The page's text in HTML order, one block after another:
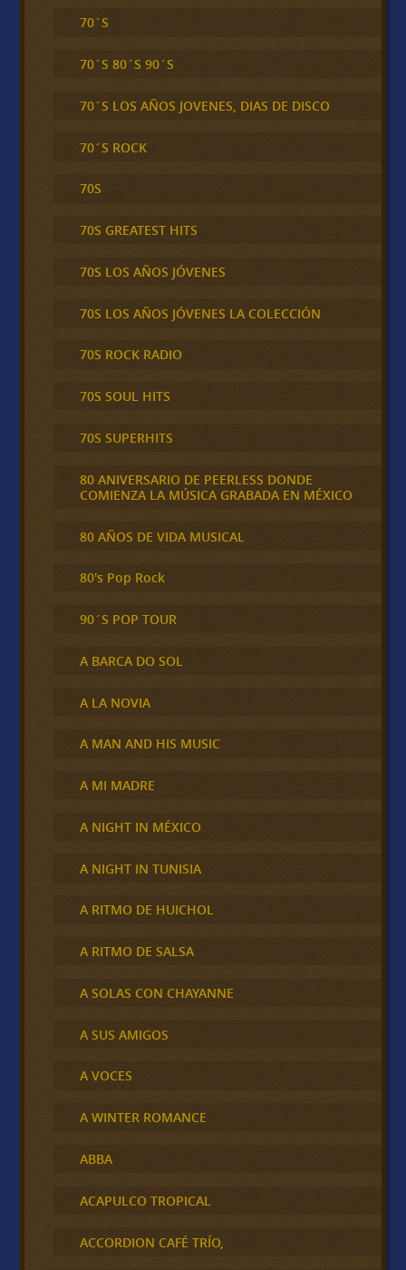
70´S
70´S 80´S 90´S
70´S LOS AÑOS JOVENES, DIAS DE DISCO
70´S ROCK
70S
70S GREATEST HITS
70S LOS AÑOS JÓVENES
70S LOS AÑOS JÓVENES LA COLECCIÓN
70S ROCK RADIO
70S SOUL HITS
70S SUPERHITS
80 ANIVERSARIO DE PEERLESS DONDE
COMIENZA LA MÚSICA GRABADA EN MÉXICO
80 AÑOS DE VIDA MUSICAL
80's Pop Rock
90´S POP TOUR
A BARCA DO SOL
A LA NOVIA
A MAN AND HIS MUSIC
A MI MADRE
A NIGHT IN MÉXICO
A NIGHT IN TUNISIA
A RITMO DE HUICHOL
A RITMO DE SALSA
A SOLAS CON CHAYANNE
A SUS AMIGOS
A VOCES
A WINTER ROMANCE
ABBA
ACAPULCO TROPICAL
ACCORDION CAFÉ TRÍO,